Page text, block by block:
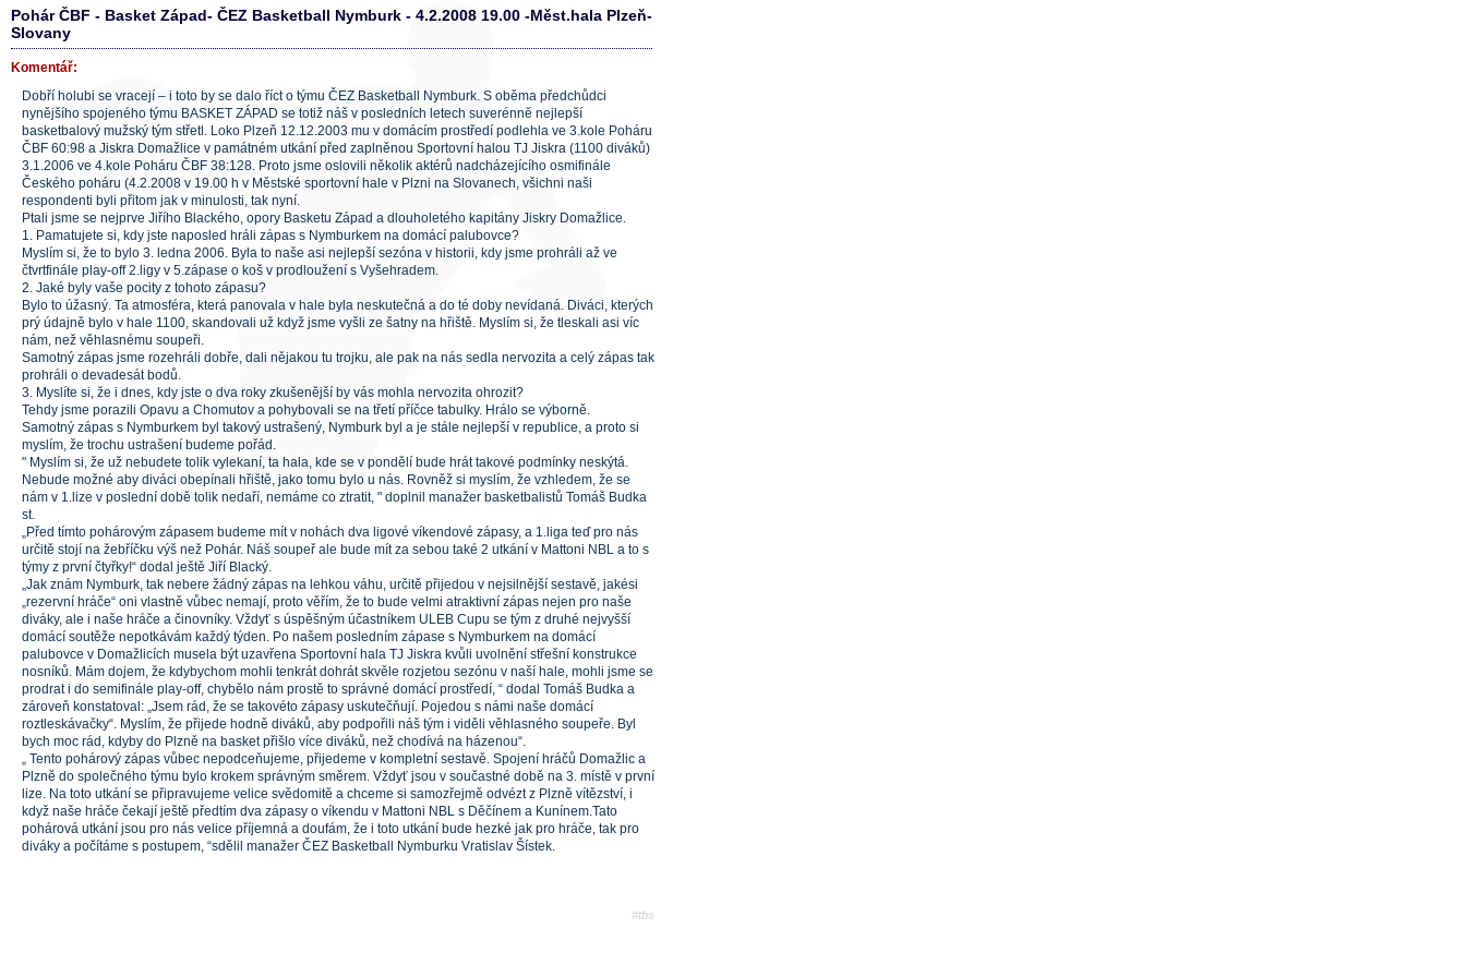
Pohár ČBF - Basket Západ- ČEZ Basketball Nymburk - 4.2.2008 19.00 -Měst.hala Plzeň-
Slovany
Komentář:
Dobří holubi se vracejí – i toto by se dalo říct o týmu ČEZ Basketball Nymburk. S oběma předchůdci
nynějšího spojeného týmu BASKET ZÁPAD se totiž náš v posledních letech suverénně nejlepší
basketbalový mužský tým střetl. Loko Plzeň 12.12.2003 mu v domácím prostředí podlehla ve 3.kole Poháru
ČBF 60:98 a Jiskra Domažlice v památném utkání před zaplněnou Sportovní halou TJ Jiskra (1100 diváků)
3.1.2006 ve 4.kole Poháru ČBF 38:128. Proto jsme oslovili několik aktérů nadcházejícího osmifinále
Českého poháru (4.2.2008 v 19.00 h v Městské sportovní hale v Plzni na Slovanech, všichni naši
respondenti byli přitom jak v minulosti, tak nyní.
Ptali jsme se nejprve Jiřího Blackého, opory Basketu Západ a dlouholetého kapitány Jiskry Domažlice.
1. Pamatujete si, kdy jste naposled hráli zápas s Nymburkem na domácí palubovce?
Myslím si, že to bylo 3. ledna 2006. Byla to naše asi nejlepší sezóna v historii, kdy jsme prohráli až ve
čtvrtfinále play-off 2.ligy v 5.zápase o koš v prodloužení s Vyšehradem.
2. Jaké byly vaše pocity z tohoto zápasu?
Bylo to úžasný. Ta atmosféra, která panovala v hale byla neskutečná a do té doby nevídaná. Diváci, kterých
prý údajně bylo v hale 1100, skandovali už když jsme vyšli ze šatny na hřiště. Myslím si, že tleskali asi víc
nám, než věhlasnému soupeři.
Samotný zápas jsme rozehráli dobře, dali nějakou tu trojku, ale pak na nás sedla nervozita a celý zápas tak
prohráli o devadesát bodů.
3. Myslíte si, že i dnes, kdy jste o dva roky zkušenější by vás mohla nervozita ohrozit?
Tehdy jsme porazili Opavu a Chomutov a pohybovali se na třetí příčce tabulky. Hrálo se výborně.
Samotný zápas s Nymburkem byl takový ustrašený, Nymburk byl a je stále nejlepší v republice, a proto si
myslím, že trochu ustrašení budeme pořád.
" Myslím si, že už nebudete tolik vylekaní, ta hala, kde se v pondělí bude hrát takové podmínky neskýtá.
Nebude možné aby diváci obepínali hřiště, jako tomu bylo u nás. Rovněž si myslím, že vzhledem, že se
nám v 1.lize v poslední době tolik nedaří, nemáme co ztratit, " doplnil manažer basketbalistů Tomáš Budka
st.
„Před tímto pohárovým zápasem budeme mít v nohách dva ligové víkendové zápasy, a 1.liga teď pro nás
určitě stojí na žebříčku výš než Pohár. Náš soupeř ale bude mít za sebou také 2 utkání v Mattoni NBL a to s
týmy z první čtyřky!“ dodal ještě Jiří Blacký.
„Jak znám Nymburk, tak nebere žádný zápas na lehkou váhu, určitě přijedou v nejsilnější sestavě, jakési
„rezervní hráče“ oni vlastně vůbec nemají, proto věřím, že to bude velmi atraktivní zápas nejen pro naše
diváky, ale i naše hráče a činovníky. Vždyť s úspěšným účastníkem ULEB Cupu se tým z druhé nejvyšší
domácí soutěže nepotkávám každý týden. Po našem posledním zápase s Nymburkem na domácí
palubovce v Domažlicích musela být uzavřena Sportovní hala TJ Jiskra kvůli uvolnění střešní konstrukce
nosníků. Mám dojem, že kdybychom mohli tenkrát dohrát skvěle rozjetou sezónu v naší hale, mohli jsme se
prodrat i do semifinále play-off, chybělo nám prostě to správné domácí prostředí, “ dodal Tomáš Budka a
zároveň konstatoval: „Jsem rád, že se takovéto zápasy uskutečňují. Pojedou s námi naše domácí
roztleskávačky“. Myslím, že přijede hodně diváků, aby podpořili náš tým i viděli věhlasného soupeře. Byl
bych moc rád, kdyby do Plzně na basket přišlo více diváků, než chodívá na házenou“.
„ Tento pohárový zápas vůbec nepodceňujeme, přijedeme v kompletní sestavě. Spojení hráčů Domažlic a
Plzně do společného týmu bylo krokem správným směrem. Vždyť jsou v součastné době na 3. místě v první
lize. Na toto utkání se připravujeme velice svědomitě a chceme si samozřejmě odvézt z Plzně vítězství, i
když naše hráče čekají ještě předtím dva zápasy o víkendu v Mattoni NBL s Děčínem a Kunínem.Tato
pohárová utkání jsou pro nás velice příjemná a doufám, že i toto utkání bude hezké jak pro hráče, tak pro
diváky a počítáme s postupem, “sdělil manažer ČEZ Basketball Nymburku Vratislav Šístek.
#tbs